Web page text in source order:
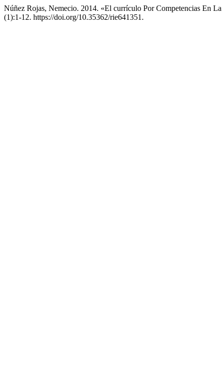
Núñez Rojas, Nemecio. 2014. «El currículo Por Competencias En
(1):1-12. https://doi.org/10.35362/rie641351.